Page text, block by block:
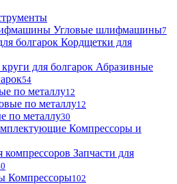
Угловые шлифмашины7
Кордщетки для
Абразивные
54
по металлу12
по металлу12
по металлу30
Компрессоры и
Запчасти для
Компрессоры102